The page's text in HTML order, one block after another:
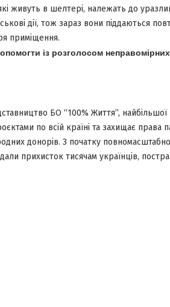
живуть в шелтері, належать до
дії, тож зараз вони піддаються
приміщення.
із розголосом неправомірних
БО “100% Життя”, найбільшої
по всій країні та захищає права
донорів. З початку
прихисток тисячам українців,